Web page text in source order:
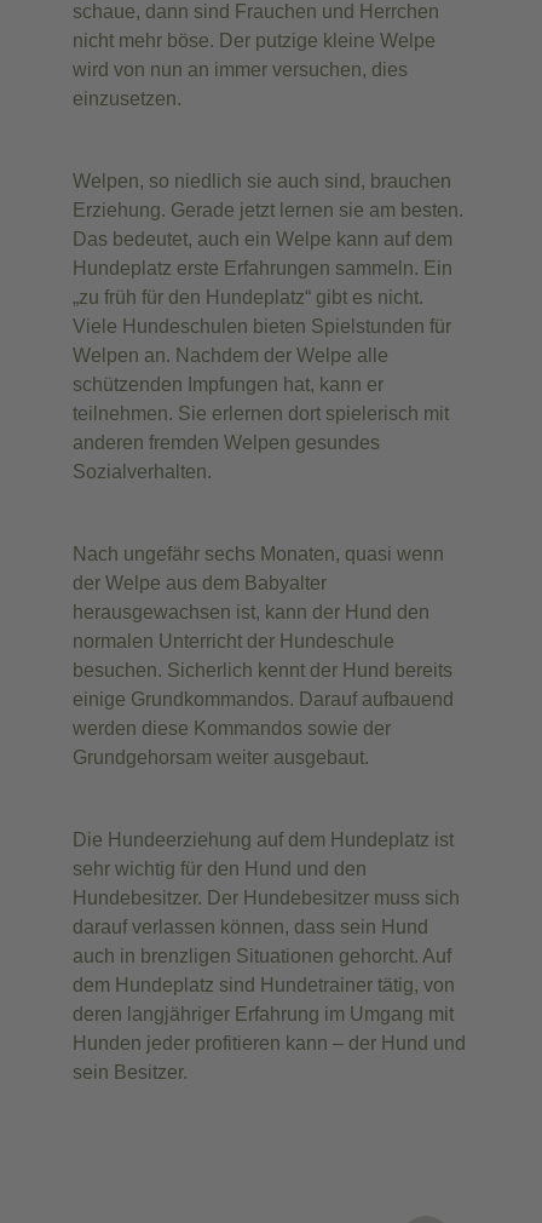
schaue, dann sind Frauchen und Herrchen
nicht mehr böse. Der putzige kleine Welpe
wird von nun an immer versuchen, dies
einzusetzen.
Welpen, so niedlich sie auch sind, brauchen
Erziehung. Gerade jetzt lernen sie am besten.
Das bedeutet, auch ein Welpe kann auf dem
Hundeplatz erste Erfahrungen sammeln. Ein
„zu früh für den Hundeplatz“ gibt es nicht.
Viele Hundeschulen bieten Spielstunden für
Welpen an. Nachdem der Welpe alle
schützenden Impfungen hat, kann er
teilnehmen. Sie erlernen dort spielerisch mit
anderen fremden Welpen gesundes
Sozialverhalten.
Nach ungefähr sechs Monaten, quasi wenn
der Welpe aus dem Babyalter
herausgewachsen ist, kann der Hund den
normalen Unterricht der Hundeschule
besuchen. Sicherlich kennt der Hund bereits
einige Grundkommandos. Darauf aufbauend
werden diese Kommandos sowie der
Grundgehorsam weiter ausgebaut.
Die Hundeerziehung auf dem Hundeplatz ist
sehr wichtig für den Hund und den
Hundebesitzer. Der Hundebesitzer muss sich
darauf verlassen können, dass sein Hund
auch in brenzligen Situationen gehorcht. Auf
dem Hundeplatz sind Hundetrainer tätig, von
deren langjähriger Erfahrung im Umgang mit
Hunden jeder profitieren kann – der Hund und
sein Besitzer.